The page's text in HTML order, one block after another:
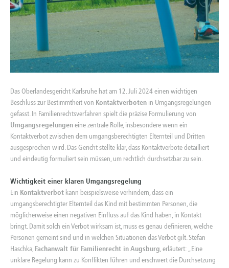
Das Oberlandesgericht Karlsruhe hat am 12. Juli 2024 einen wichtigen
Beschluss zur Bestimmtheit von Kontaktverboten in Umgangsregelungen
gefasst. In Familienrechtsverfahren spielt die präzise Formulierung von
Umgangsregelungeneine zentrale Rolle, insbesondere wenn ein
Kontaktverbot zwischen dem umgangsberechtigten Elternteil und Dritten
ausgesprochen wird. Das Gericht stellte klar, dass Kontaktverbote detailliert
und eindeutig formuliert sein müssen, um rechtlich durchsetzbar zu sein.
Wichtigkeit einer klaren Umgangsregelung
Ein Kontaktverbot kann beispielsweise verhindern, dass ein
umgangsberechtigter Elternteil das Kind mit bestimmten Personen, die
möglicherweise einen negativen Einfluss auf das Kind haben, in Kontakt
bringt. Damit solch ein Verbot wirksam ist, muss es genau definieren, welche
Personen gemeint sind und in welchen Situationen das Verbot gilt. Stefan
Haschka, Fachanwalt für Familienrecht in Augsburg, erläutert: „Eine
unklare Regelung kann zu Konflikten führen und erschwert die Durchsetzung